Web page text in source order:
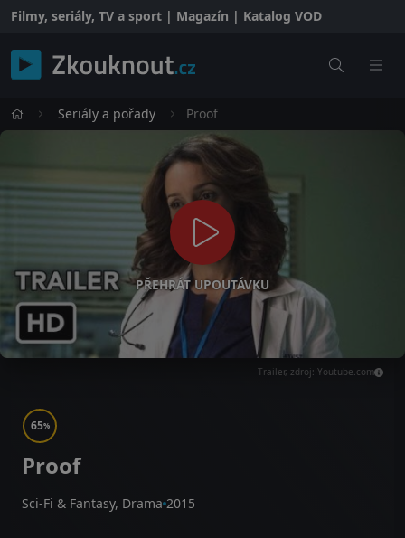
Filmy, seriály, TV a sport | Magazín | Katalog VOD
Seriály a pořady Proof
PŘEHRÁT UPOUTÁVKU
Trailer, zdroj: Youtube.com
65%
Proof
Sci-Fi & Fantasy, Drama 2015